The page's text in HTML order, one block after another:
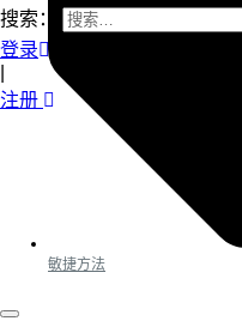
搜索：
登录
注册
敏捷方法